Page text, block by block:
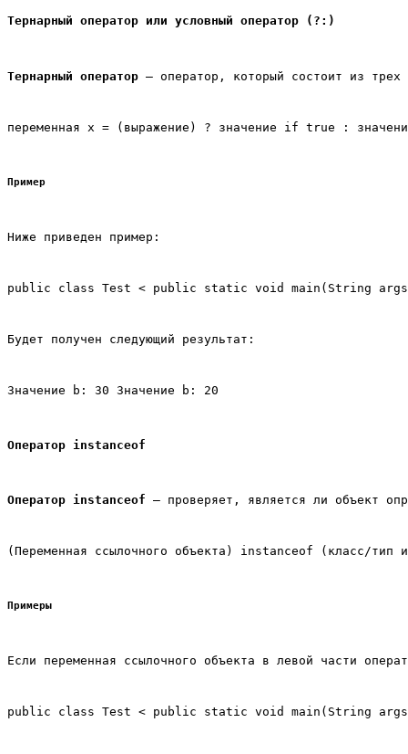
Тернарный оператор или условный оператор (?:)
Тернарный оператор – оператор, который состоит из трех
переменная x = (выражение) ? значение if true :
Пример
Ниже приведен пример:
public class Test < public static void main(String
Будет получен следующий результат:
Значение b: 30 Значение b: 20
Оператор instanceof
Оператор instanceof – проверяет, является ли объект
(Переменная ссылочного объекта) instanceof (класс/тип
Примеры
Если переменная ссылочного объекта в левой части
public class Test < public static void main(String